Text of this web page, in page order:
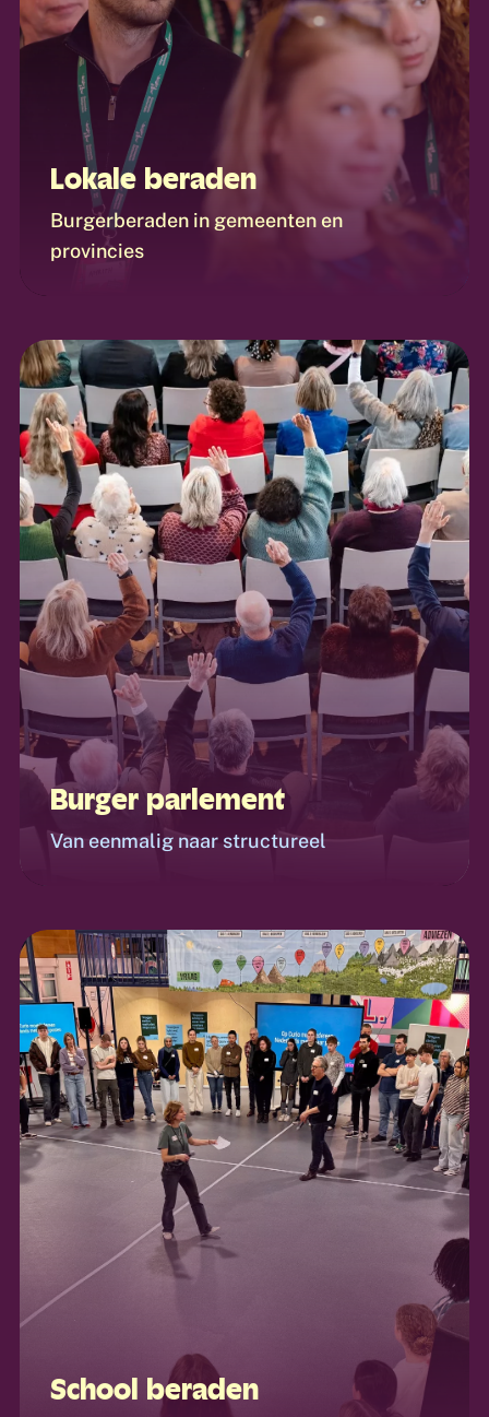
Lokale beraden
Burgerberaden in gemeenten en
provincies
Burger parlement
Van eenmalig naar structureel
School beraden